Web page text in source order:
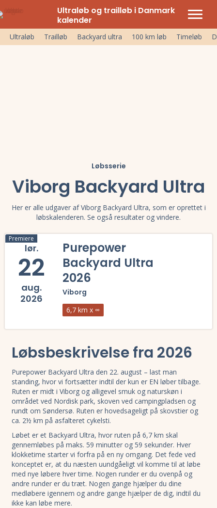
Ultraløb og trailløb i Danmark
kalender
Ultraløb Trailløb Backyard ultra 100 km løb Timeløb
Løbsserie
Viborg Backyard Ultra
Her er alle udgaver af Viborg Backyard Ultra, som er oprettet i
løbskalenderen. Se også resultater og vindere.
Premiere
lør.
22
aug.
2026
Purepower
Backyard Ultra
2026
Viborg
6,7 km x ∞
Løbsbeskrivelse fra 2026
Purepower Backyard Ultra den 22. august – last man
standing, hvor vi fortsætter indtil der kun er EN løber tilbage.
Ruten er midt i Viborg og alligevel smuk og naturskøn i
området ved Nordisk park, skoven ved campingpladsen og
rundt om Søndersø. Ruten er hovedsageligt på skovstier og
ca. 2½ km på asfalteret cykelsti.
Løbet er et Backyard Ultra, hvor ruten på 6,7 km skal
gennemløbes på maks. 59 minutter og 59 sekunder. Hver
klokketime starter vi forfra på en ny omgang. Det fede ved
konceptet er, at du næsten uundgåeligt vil komme til at løbe
med nye løbere hver time. Nogen runder er du ovenpå og
andre runder er du træt. Nogen gange hjælper du dine
medløbere igennem og andre gange hjælper de dig, indtil du
ikke kan løbe mere.